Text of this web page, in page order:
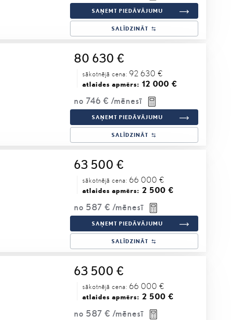
SAŅEMT PIEDĀVĀJUMU
SALĪDZINĀT
80 630 €
sākotnējā cena: 92 630 €
atlaides apmērs: 12 000 €
no 746 € /mēnesī
SAŅEMT PIEDĀVĀJUMU
SALĪDZINĀT
63 500 €
sākotnējā cena: 66 000 €
atlaides apmērs: 2 500 €
no 587 € /mēnesī
SAŅEMT PIEDĀVĀJUMU
SALĪDZINĀT
63 500 €
sākotnējā cena: 66 000 €
atlaides apmērs: 2 500 €
no 587 € /mēnesī